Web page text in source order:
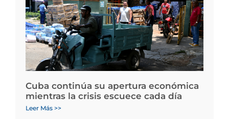
Cuba continúa su apertura económica
mientras la crisis escuece cada día
Leer Más >>